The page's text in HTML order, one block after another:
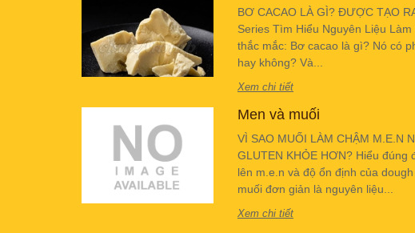
BƠ CACAO LÀ GÌ? ĐƯỢC TẠO
Series Tìm Hiểu Nguyên Liệu
thắc mắc: Bơ cacao là gì? Nó có
hay không? Và...
Xem chi tiết
Men và muối
VÌ SAO MUỐI LÀM CHẬM M.E.N
GLUTEN KHỎE HƠN? Hiểu đúng
lên m.e.n và độ ổn định của
muối đơn giản là nguyên liệu...
Xem chi tiết